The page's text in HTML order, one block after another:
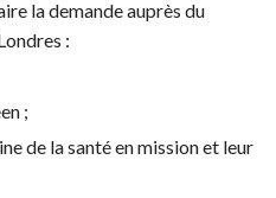
la demande auprès du
:
;
de la santé en mission et leur